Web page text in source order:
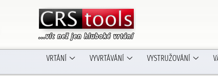
VRTÁNÍ VYVRTÁVÁNÍ VYSTRUŽOVÁNÍ